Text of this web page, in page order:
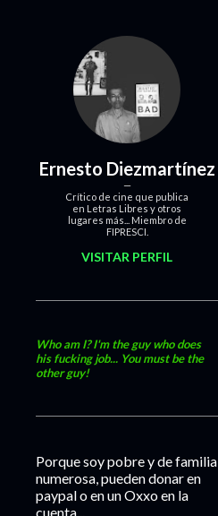
Ernesto Diezmartínez
Crítico de cine que publica
en Letras Libres y otros
lugares más... Miembro de
FIPRESCI.
VISITAR PERFIL
Who am I? I'm the guy who does
his fucking job... You must be the
other guy!
Porque soy pobre y de familia
numerosa, pueden donar en
paypal o en un Oxxo en la
cuenta...